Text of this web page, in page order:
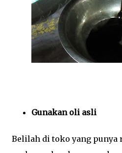
Gunakan oli asli
Belilah di toko yang punya